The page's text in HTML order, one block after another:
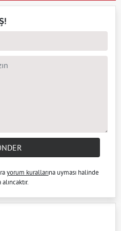
yorum kurallarına uyması halinde
alıncaktır.